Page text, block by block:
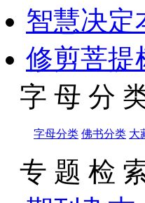
智慧决定
修剪菩提
字 母 分
字母分类 佛书分类 大
专 题 检